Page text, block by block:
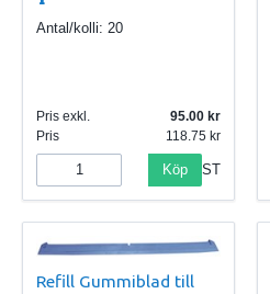
Antal/kolli: 20
Pris exkl.
95.00
Pris
118.75
Köp ST
Refill Gummiblad till